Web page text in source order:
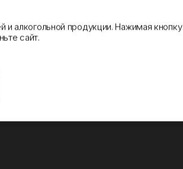
алкогольной продукции. Нажимая кнопку
сайт.